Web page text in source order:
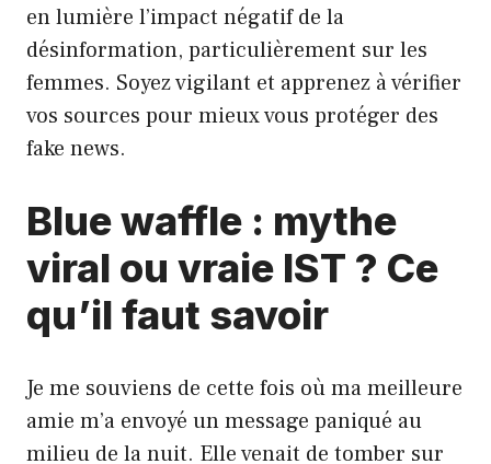
en lumière l’impact négatif de la
désinformation, particulièrement sur les
femmes. Soyez vigilant et apprenez à vérifier
vos sources pour mieux vous protéger des
fake news.
Blue waffle : mythe
viral ou vraie IST ? Ce
qu’il faut savoir
Je me souviens de cette fois où ma meilleure
amie m’a envoyé un message paniqué au
milieu de la nuit. Elle venait de tomber sur